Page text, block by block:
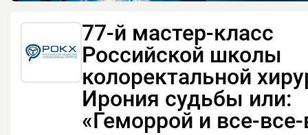
77-й мастер-класс
Российской школы
колоректальной
Ирония судьбы или:
«Геморрой и все-все-
Посетителям